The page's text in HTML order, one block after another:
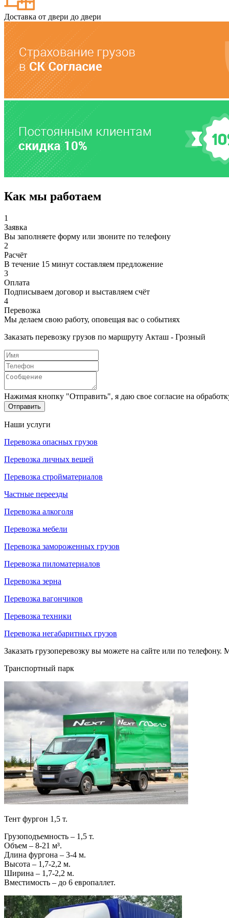
Доставка от двери до двери
Как мы работаем
1
Заявка
Вы заполняете форму или звоните по телефону
2
Расчёт
В течение 15 минут составляем предложение
3
Оплата
Подписываем договор и выставляем счёт
4
Перевозка
Мы делаем свою работу, оповещая вас о событиях
Заказать перевозку грузов по маршруту Акташ - Грозный
Нажимая кнопку "Отправить", я даю свое согласие на
Отправить
Наши услуги
Перевозка опасных грузов
Перевозка личных вещей
Перевозка стройматериалов
Частные переезды
Перевозка алкоголя
Перевозка мебели
Перевозка замороженных грузов
Перевозка пиломатериалов
Перевозка зерна
Перевозка вагончиков
Перевозка техники
Перевозка негабаритных грузов
Заказать грузоперевозку вы можете на сайте или по
Транспортный парк
Тент фургон 1,5 т.
Грузоподъемность – 1,5 т.
Объем – 8-21 м³.
Длина фургона – 3-4 м.
Высота – 1,7-2,2 м.
Ширина – 1,7-2,2 м.
Вместимость – до 6 европаллет.